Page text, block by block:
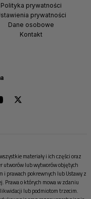
Polityka prywatności
prywatności
Dane osobowe
Kontakt
materiały i ich części oraz
utworów lub wytworów objętych
i prawach pokrewnych lub Ustawy z
Prawa o których mowa w zdaniu
lub podmiotom trzecim.